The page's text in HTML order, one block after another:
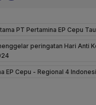
PT Pertamina EP Cepu
peringatan Hari Anti
EP Cepu - Regional 4